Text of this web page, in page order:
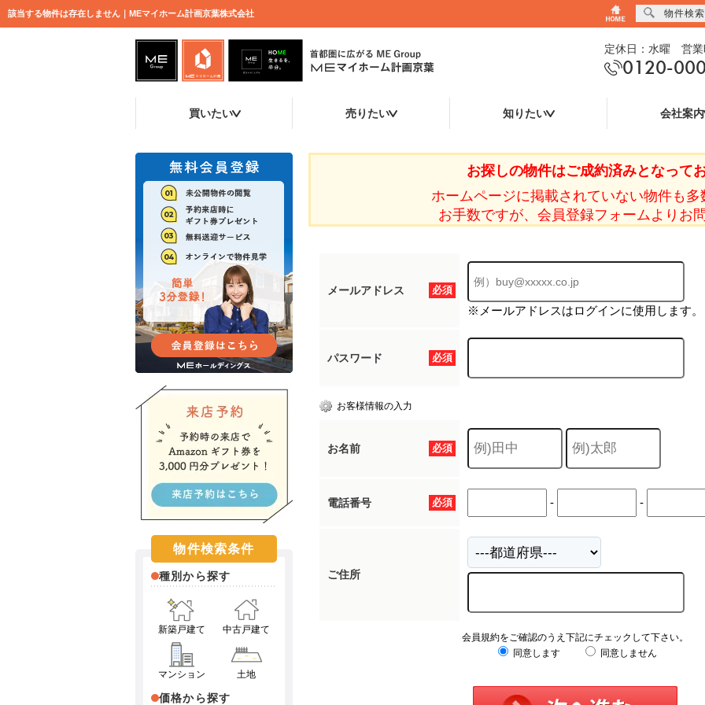
該当する物件は存在しません｜MEマイホーム計画京葉株式会社
定休日：水曜 営業
0120-
買いたい 売りたい 知りたい 会社案内
お探しの物件はご成約済みとなってお
ホームページに掲載されていない物件も多
お手数ですが、会員登録フォームよりお
必須
メールアドレス
※メールアドレスはログインに使用します。
必須
パスワード
お客様情報の入力
必須
お名前
必須
電話番号 - -
ご住所
会員規約をご確認のうえ下記にチェックして下さい。
同意します
同意しません
物件検索条件
種別から探す
新築戸建て 中古戸建て
マンション 土地
価格から探す
物件検索